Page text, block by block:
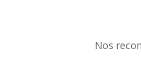
Nos